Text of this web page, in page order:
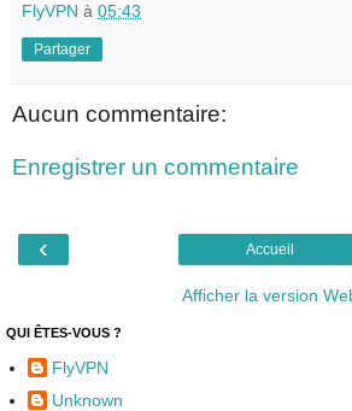
FlyVPN à 05:43
Partager
Aucun commentaire:
Enregistrer un commentaire
‹ Accueil
Afficher la version
QUI ÊTES-VOUS ?
FlyVPN
Unknown